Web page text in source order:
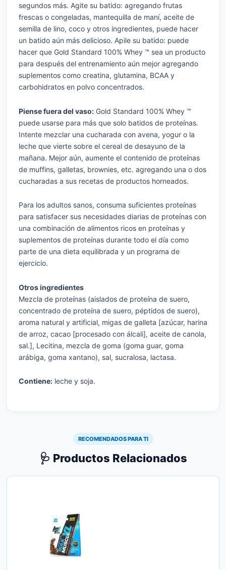
segundos más. Agite su batido: agregando frutas
frescas o congeladas, mantequilla de maní, aceite de
semilla de lino, coco y otros ingredientes, puede hacer
un batido aún más delicioso. Apile su batido: puede
hacer que Gold Standard 100% Whey ™ sea un producto
para después del entrenamiento aún mejor agregando
suplementos como creatina, glutamina, BCAA y
carbohidratos en polvo concentrados.
Piense fuera del vaso: Gold Standard 100% Whey ™
puede usarse para más que solo batidos de proteínas.
Intente mezclar una cucharada con avena, yogur o la
leche que vierte sobre el cereal de desayuno de la
mañana. Mejor aún, aumente el contenido de proteínas
de muffins, galletas, brownies, etc. agregando una o dos
cucharadas a sus recetas de productos horneados.
Para los adultos sanos, consuma suficientes proteínas
para satisfacer sus necesidades diarias de proteínas con
una combinación de alimentos ricos en proteínas y
suplementos de proteínas durante todo el día como
parte de una dieta equilibrada y un programa de
ejercicio.
Otros ingredientes
Mezcla de proteínas (aislados de proteína de suero,
concentrado de proteína de suero, péptidos de suero),
aroma natural y artificial, migas de galleta [azúcar, harina
de arroz, cacao [procesado con álcali], aceite de canola,
sal.], Lecitina, mezcla de goma (goma guar, goma
arábiga, goma xantano), sal, sucralosa, lactasa.
Contiene: leche y soja.
RECOMENDADOS PARA TI
🩺 Productos Relacionados